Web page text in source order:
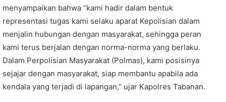
menyampaikan bahwa “kami hadir dalam bentuk
representasi tugas kami selaku aparat Kepolisian dalam
menjalin hubungan dengan masyarakat, sehingga peran
kami terus berjalan dengan norma-norma yang berlaku.
Dalam Perpolisian Masyarakat (Polmas), kami posisinya
sejajar dengan masyarakat, siap membantu apabila ada
kendala yang terjadi di lapangan,” ujar Kapolres Tabanan.